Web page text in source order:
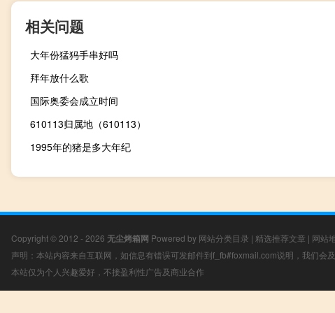
相关问题
大年份猛犸手串好吗
拜年放什么歌
国际奥委会成立时间
610113归属地（610113）
1995年的猪是多大年纪
Copyright © 2012 - 2026 无尘烤箱网 Powered by 网站分类目录 | 精选推荐文章 | 网站
声明：本站内容来自互联网，如信息有错误可发邮件到f_fb#foxmail.com说明，我们会
本站仅为个人兴趣爱好，不接盈利性广告及商业合作